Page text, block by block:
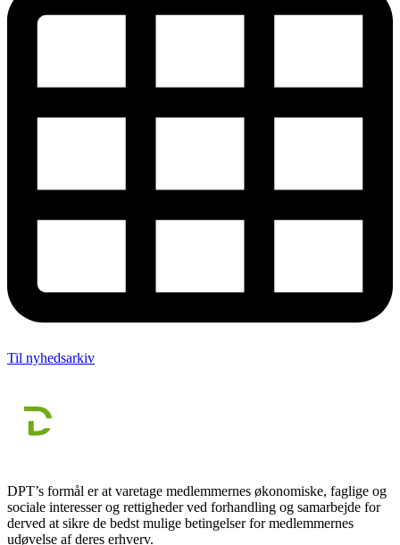
Til nyhedsarkiv
DPT’s formål er at varetage medlemmernes økonomiske, faglige og
sociale interesser og rettigheder ved forhandling og samarbejde for
derved at sikre de bedst mulige betingelser for medlemmernes
udøvelse af deres erhverv.